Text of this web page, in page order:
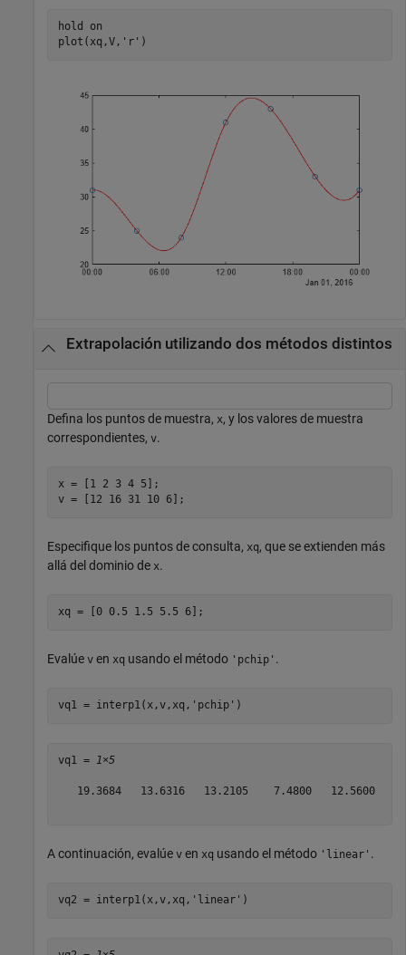
hold
on
plot(xq,V, 'r' )
Extrapolación utilizando dos métodos distintos
Defina los puntos de muestra, x, y los valores de muestra
correspondientes, v.
x = [1 2 3 4 5];
v = [12 16 31 10 6];
Especifique los puntos de consulta, xq, que se extienden más
allá del dominio de x.
xq = [0 0.5 1.5 5.5 6];
Evalúe v en xq usando el método 'pchip' .
vq1 = interp1(x,v,xq, 'pchip' )
vq1 = 1×5
   19.3684   13.6316   13.2105    7.4800   12.5600
A continuación, evalúe v en xq usando el método 'linear' .
vq2 = interp1(x,v,xq, 'linear' )